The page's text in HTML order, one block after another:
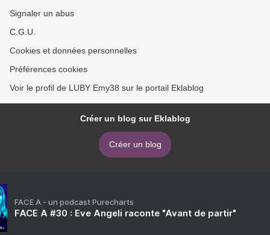
Signaler un abus
C.G.U.
Cookies et données personnelles
Préférences cookies
Voir le profil de LUBY Emy38 sur le portail Eklablog
Créer un blog sur Eklablog
Créer un blog
FACE A - un podcast Purecharts
FACE A #30 : Eve Angeli raconte "Avant de partir"